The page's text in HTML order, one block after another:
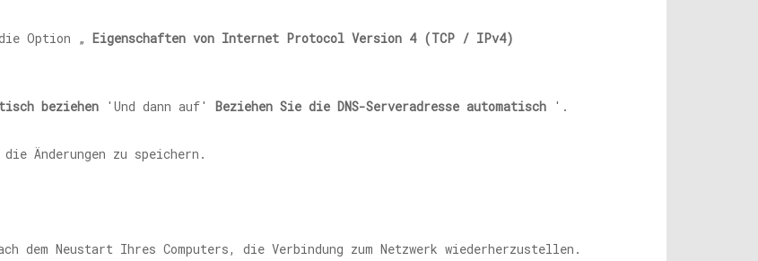
Option „ Eigenschaften von Internet Protocol Version 4 (TCP / IPv4)
beziehen 'Und dann auf' Beziehen Sie die DNS-Serveradresse automatisch '.
Änderungen zu speichern.
dem Neustart Ihres Computers, die Verbindung zum Netzwerk wiederherzustellen.